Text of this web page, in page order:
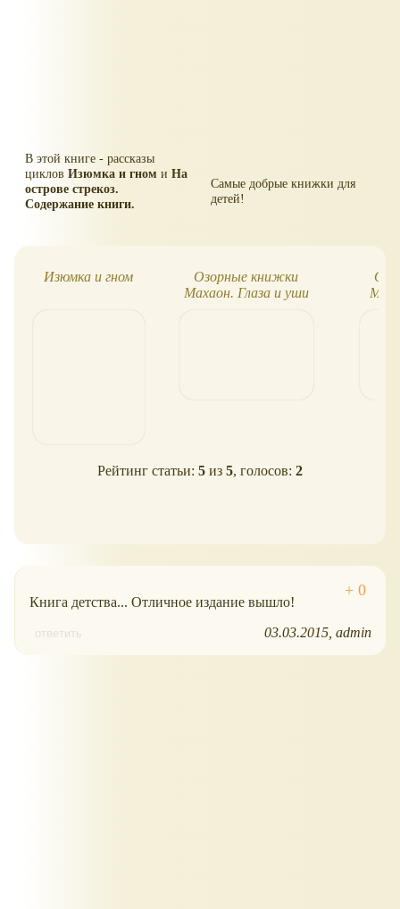
В этой книге - рассказы
цикловИзюмка и гном иНа
острове стрекоз.
Содержание книги.
Самые добрые книжки для
детей!
Изюмка и гном
Озорные книжки
Махаон. Глаза и уши
Рейтинг статьи: 5 из 5, голосов: 2
Книга детства... Отличное издание вышло!
ответить 03.03.2015 admin